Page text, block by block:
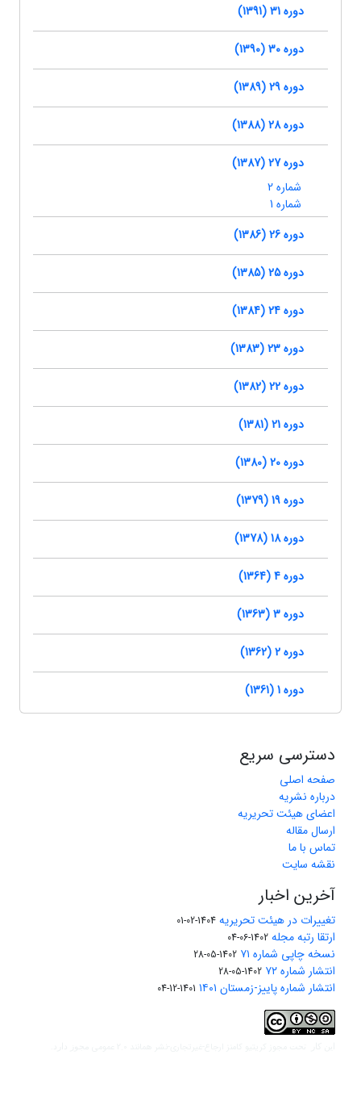
دوره 31 (1391)
دوره 30 (1390)
دوره 29 (1389)
دوره 28 (1388)
دوره 27 (1387)
شماره 2
شماره 1
دوره 26 (1386)
دوره 25 (1385)
دوره 24 (1384)
دوره 23 (1383)
دوره 22 (1382)
دوره 21 (1381)
دوره 20 (1380)
دوره 19 (1379)
دوره 18 (1378)
دوره 4 (1364)
دوره 3 (1363)
دوره 2 (1362)
دوره 1 (1361)
دسترسی سریع
صفحه اصلی
درباره نشریه
اعضای هیئت تحریریه
ارسال مقاله
تماس با ما
نقشه سایت
آخرین اخبار
تغییرات در هیئت تحریریه 1404-02-01
ارتقا رتبه مجله 1402-06-04
نسخه چاپی شماره ۷۱ 1402-05-28
انتشار شماره ۷۲ 1402-05-28
انتشار شماره پاییز-زمستان ۱۴۰۱ 1401-12-04